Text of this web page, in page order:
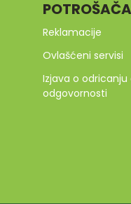
POTROŠAČA
Reklamacije
Ovlašćeni servisi
Izjava o odricanju
odgovornosti